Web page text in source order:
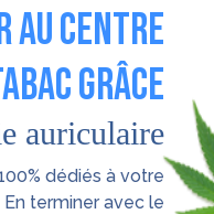
AU CENTRE
GRÂCE
auriculaire
dédiés à votre
terminer avec le